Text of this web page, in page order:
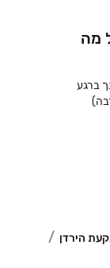
מה
ברגע
הירדן